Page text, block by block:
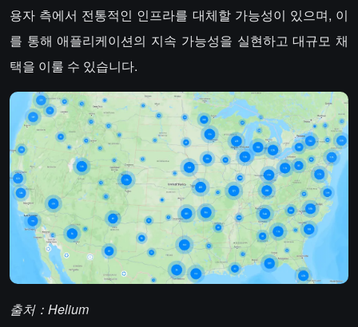
용자 측에서 전통적인 인프라를 대체할 가능성이 있으며, 이
를 통해 애플리케이션의 지속 가능성을 실현하고 대규모 채
택을 이룰 수 있습니다.
출처：Helium